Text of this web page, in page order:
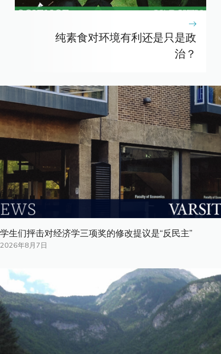
纯素食对环境有利还是只是政
治？
学生们抨击对经济学三项奖的修改提议是“反民主”
2026年8月7日